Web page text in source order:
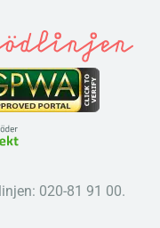
020-81 91 00.